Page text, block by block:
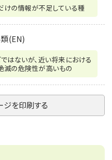
けの情報が不⾜している種
(EN)
はないが、近い将来における
滅の危険性が高いもの
ジを印刷する